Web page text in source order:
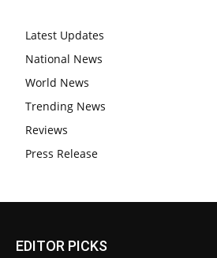
Latest Updates
National News
World News
Trending News
Reviews
Press Release
EDITOR PICKS